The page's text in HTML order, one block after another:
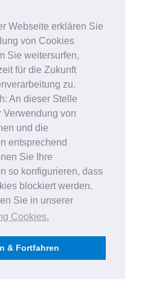
Webseite erklären Sie
von Cookies
Sie weitersurfen,
für die Zukunft
zu.
An dieser Stelle
Verwendung von
und die
entsprechend
Sie Ihre
so konfigurieren, dass
blockiert werden.
Sie in unserer
Cookies.
& Fortfahren